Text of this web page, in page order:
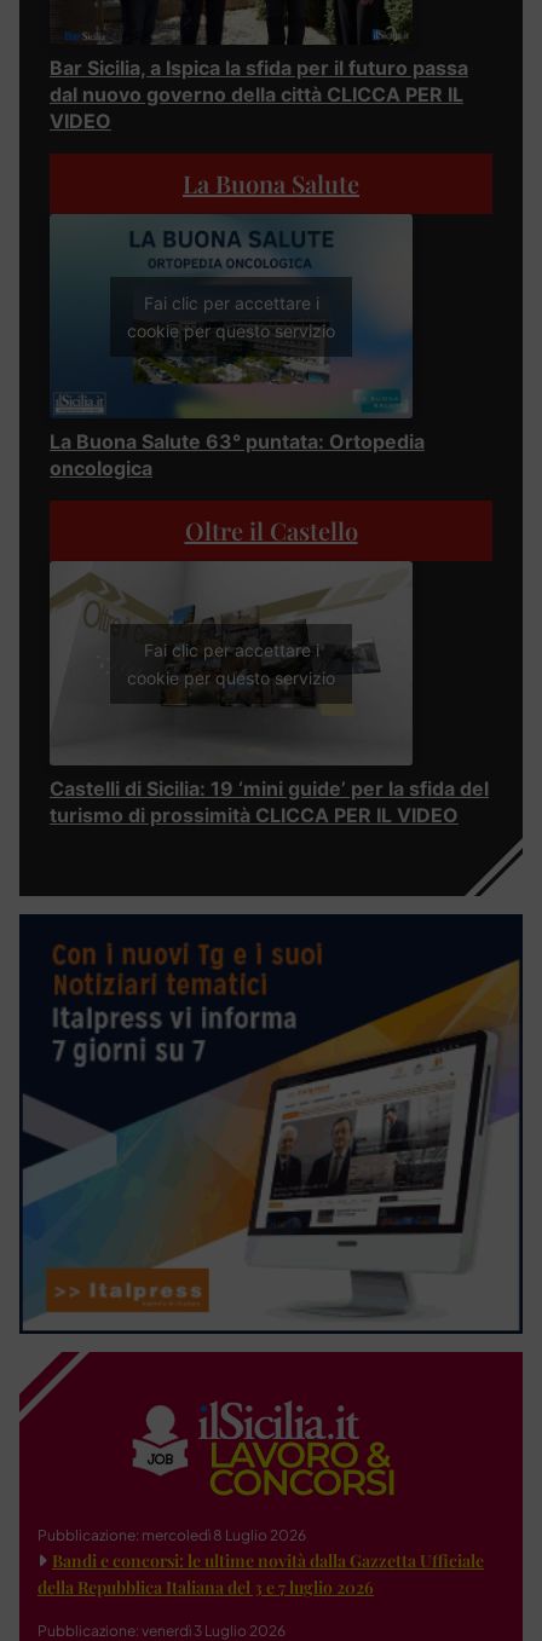
Bar Sicilia, a Ispica la sfida per il futuro passa
dal nuovo governo della città CLICCA PER IL
VIDEO
La Buona Salute
Fai clic per accettare i
cookie per questo servizio
La Buona Salute 63° puntata: Ortopedia
oncologica
Oltre il Castello
Fai clic per accettare i
cookie per questo servizio
Castelli di Sicilia: 19 ‘mini guide’ per la sfida del
turismo di prossimità CLICCA PER IL VIDEO
Pubblicazione: mercoledì 8 Luglio 2026
Bandi e concorsi: le ultime novità dalla Gazzetta Ufficiale
della Repubblica Italiana del 3 e 7 luglio 2026
Pubblicazione: venerdì 3 Luglio 2026